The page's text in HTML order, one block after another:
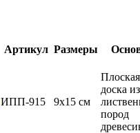
Артикул Размеры
ИПП-915 9х15 см
Плоская
доска из
пород